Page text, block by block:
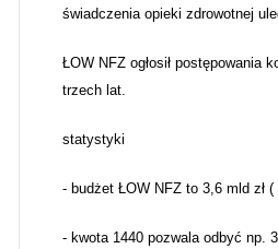
świadczenia opieki zdrowotnej
ŁOW NFZ ogłosił postępowania
trzech lat.
statystyki
- budżet ŁOW NFZ to 3,6 mld zł (
- kwota 1440 pozwala odbyć np.